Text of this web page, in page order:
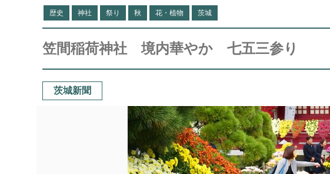
歴史 神社 祭り 秋 花・植物 茨城
笠間稲荷神社 境内華やか 七五三参り
茨城新聞